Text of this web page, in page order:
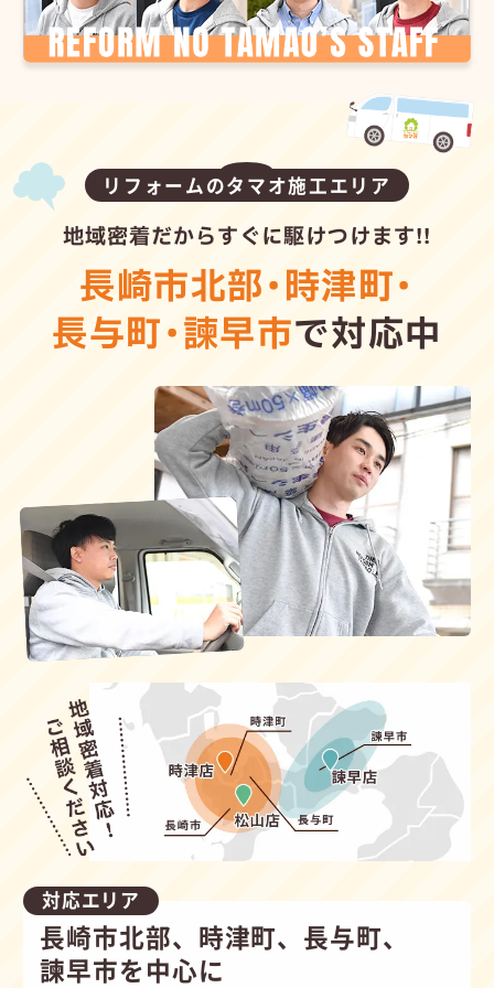
リフォームのタマオ施工エリア
地域密着だからすぐに駆けつけます!!
長崎市北部・時津町・
長与町・諫早市で対応中
対応エリア
長崎市北部、時津町、長与町、
諫早市を中心に